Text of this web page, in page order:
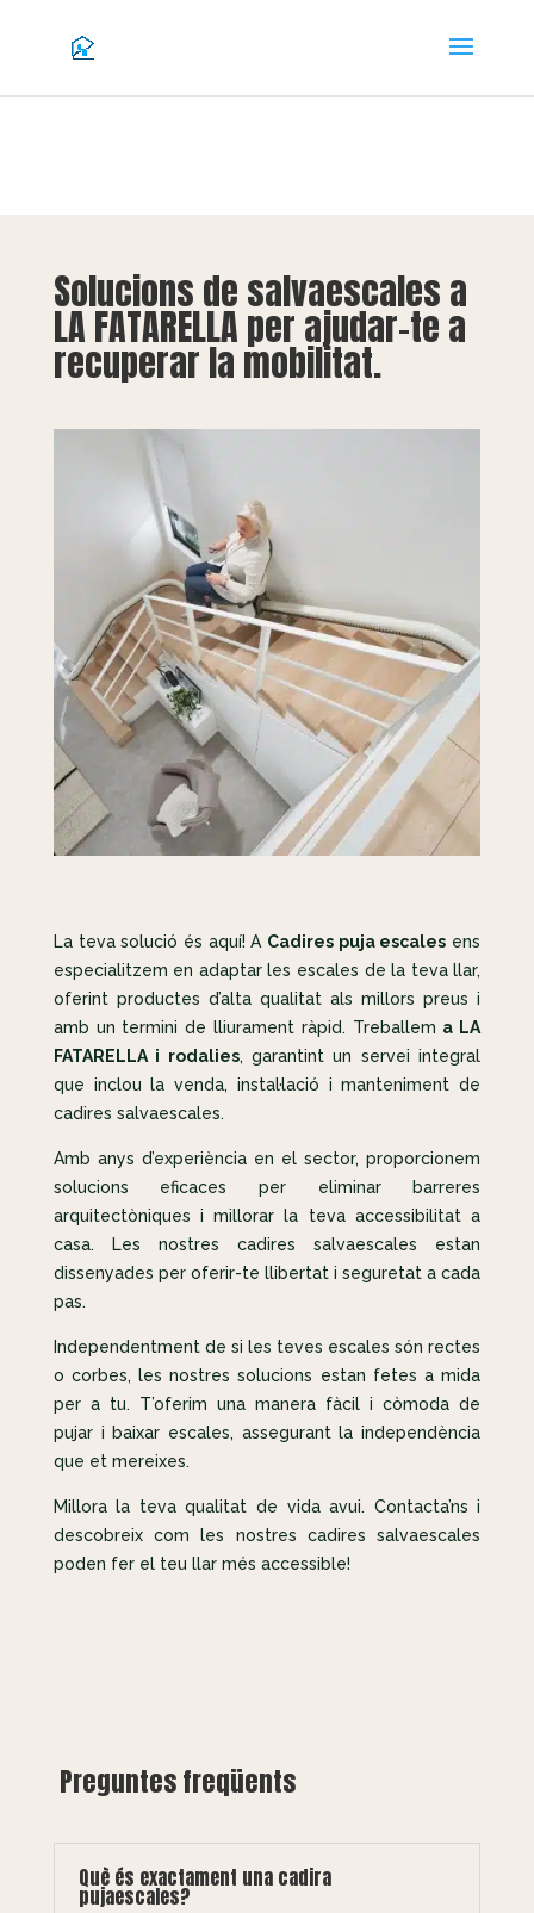
Solucions de salvaescales a
LA FATARELLA per ajudar-te a
recuperar la mobilitat.
La teva solució és aquí! A Cadires puja escales ens
especialitzem en adaptar les escales de la teva llar,
oferint productes d’alta qualitat als millors preus i
amb un termini de lliurament ràpid. Treballem a LA
FATARELLA i rodalies, garantint un servei integral
que inclou la venda, instal·lació i manteniment de
cadires salvaescales.
Amb anys d’experiència en el sector, proporcionem
solucions eficaces per eliminar barreres
arquitectòniques i millorar la teva accessibilitat a
casa. Les nostres cadires salvaescales estan
dissenyades per oferir-te llibertat i seguretat a cada
pas.
Independentment de si les teves escales són rectes
o corbes, les nostres solucions estan fetes a mida
per a tu. T’oferim una manera fàcil i còmoda de
pujar i baixar escales, assegurant la independència
que et mereixes.
Millora la teva qualitat de vida avui. Contacta’ns i
descobreix com les nostres cadires salvaescales
poden fer el teu llar més accessible!
Preguntes freqüents
Què és exactament una cadira
pujaescales?